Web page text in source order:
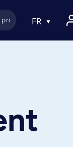
FR